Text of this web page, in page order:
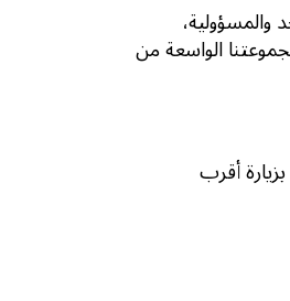
والمسؤولية،
الواسعة من
أقرب